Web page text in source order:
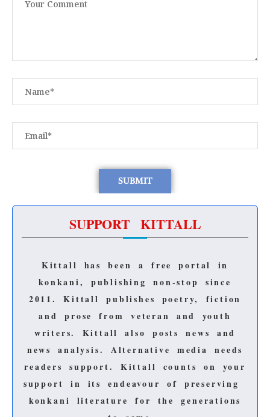
SUPPORT KITTALL
Kittall has been a free portal in
konkani, publishing non-stop since
2011.Kittall publishes poetry, fiction
and prose from veteran and youth
writers. Kittall also posts news and
news analysis. Alternative media needs
readers support. Kittall counts on your
support in its endeavour of preserving
konkani literature for the generations